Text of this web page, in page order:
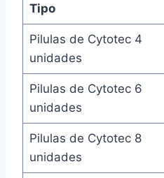
Tipo
Pilulas de Cytotec 4
unidades
Pilulas de Cytotec 6
unidades
Pilulas de Cytotec 8
unidades